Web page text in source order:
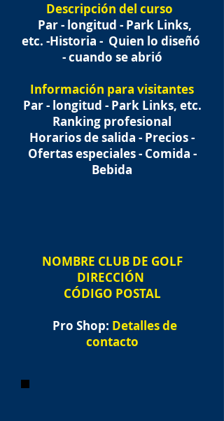
Descripción del curso
Par - longitud - Park Links,
etc. -Historia - Quien lo diseñó
- cuando se abrió
Información para visitantes
Par - longitud - Park Links, etc.
Ranking profesional
Horarios de salida - Precios -
Ofertas especiales - Comida -
Bebida
NOMBRE CLUB DE GOLF
DIRECCIÓN
CÓDIGO POSTAL
Pro Shop: Detalles de
contacto